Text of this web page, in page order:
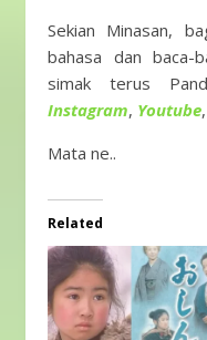
Sekian Minasan,
bahasa dan baca-
simak terus
Instagram, Youtube,
Mata ne..
Related